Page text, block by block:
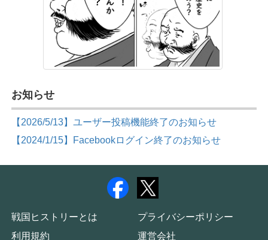
お知らせ
【2026/5/13】ユーザー投稿機能終了のお知らせ
【2024/1/15】Facebookログイン終了のお知らせ
戦国ヒストリーとは
プライバシーポリシー
利用規約
運営会社